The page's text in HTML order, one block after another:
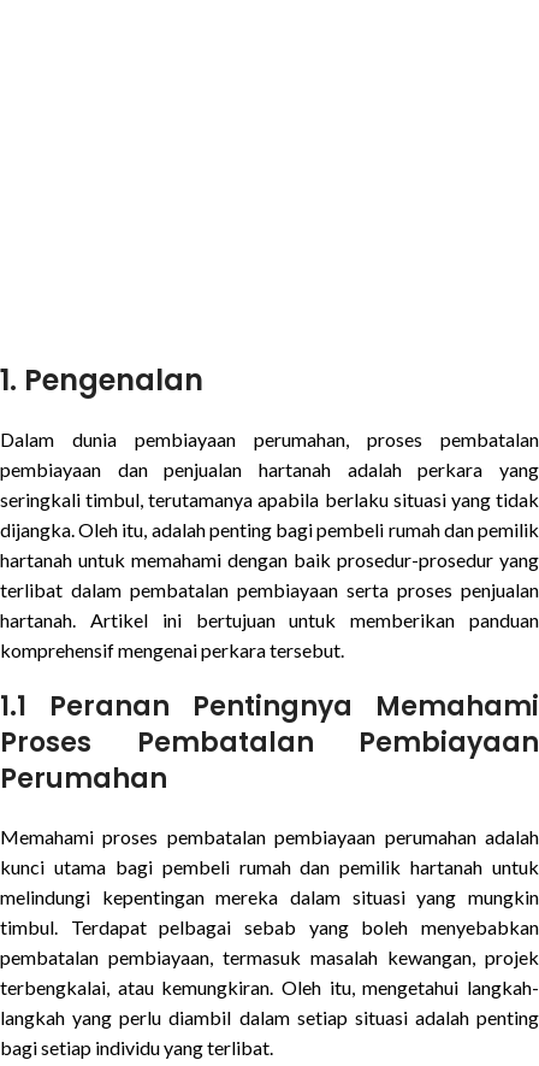
1. Pengenalan
Dalam dunia pembiayaan perumahan, proses pembatalan
pembiayaan dan penjualan hartanah adalah perkara yang
seringkali timbul, terutamanya apabila berlaku situasi yang tidak
dijangka. Oleh itu, adalah penting bagi pembeli rumah dan pemilik
hartanah untuk memahami dengan baik prosedur-prosedur yang
terlibat dalam pembatalan pembiayaan serta proses penjualan
hartanah. Artikel ini bertujuan untuk memberikan panduan
komprehensif mengenai perkara tersebut.
1.1 Peranan Pentingnya Memahami
Proses Pembatalan Pembiayaan
Perumahan
Memahami proses pembatalan pembiayaan perumahan adalah
kunci utama bagi pembeli rumah dan pemilik hartanah untuk
melindungi kepentingan mereka dalam situasi yang mungkin
timbul. Terdapat pelbagai sebab yang boleh menyebabkan
pembatalan pembiayaan, termasuk masalah kewangan, projek
terbengkalai, atau kemungkiran. Oleh itu, mengetahui langkah-
langkah yang perlu diambil dalam setiap situasi adalah penting
bagi setiap individu yang terlibat.